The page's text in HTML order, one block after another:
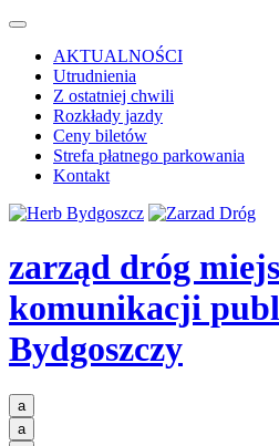
AKTUALNOŚCI
Utrudnienia
Z ostatniej chwili
Rozkłady jazdy
Ceny biletów
Strefa płatnego parkowania
Kontakt
zarząd dróg
komunikacji
Bydgoszczy
a
a